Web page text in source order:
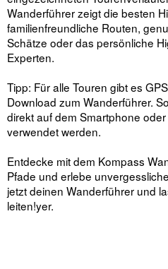
Wanderführer zeigt die besten
familienfreundliche Routen,
Schätze oder das persönliche
Experten.
Tipp: Für alle Touren gibt es
Download zum Wanderführer.
direkt auf dem Smartphone
verwendet werden.
Entdecke mit dem Kompass
Pfade und erlebe
jetzt deinen Wanderführer und
leiten!yer.